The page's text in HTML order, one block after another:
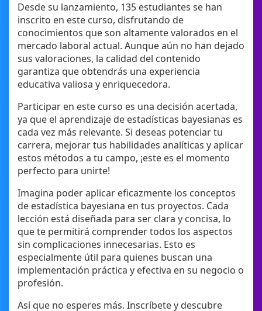
Desde su lanzamiento, 135 estudiantes se han
inscrito en este curso, disfrutando de
conocimientos que son altamente valorados en el
mercado laboral actual. Aunque aún no han dejado
sus valoraciones, la calidad del contenido
garantiza que obtendrás una experiencia
educativa valiosa y enriquecedora.
Participar en este curso es una decisión acertada,
ya que el aprendizaje de estadísticas bayesianas es
cada vez más relevante. Si deseas potenciar tu
carrera, mejorar tus habilidades analíticas y aplicar
estos métodos a tu campo, ¡este es el momento
perfecto para unirte!
Imagina poder aplicar eficazmente los conceptos
de estadística bayesiana en tus proyectos. Cada
lección está diseñada para ser clara y concisa, lo
que te permitirá comprender todos los aspectos
sin complicaciones innecesarias. Esto es
especialmente útil para quienes buscan una
implementación práctica y efectiva en su negocio o
profesión.
Así que no esperes más. Inscríbete y descubre